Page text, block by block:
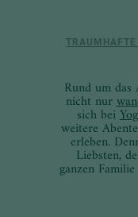
Rund um
nicht nur
sich bei
weitere
erleben.
Liebsten,
ganzen